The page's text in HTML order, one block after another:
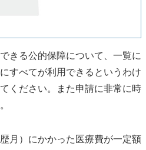
きる公的保障について、一覧に
すべてが利用できるというわけ
ください。また申請に非常に時
月）にかかった医療費が一定額